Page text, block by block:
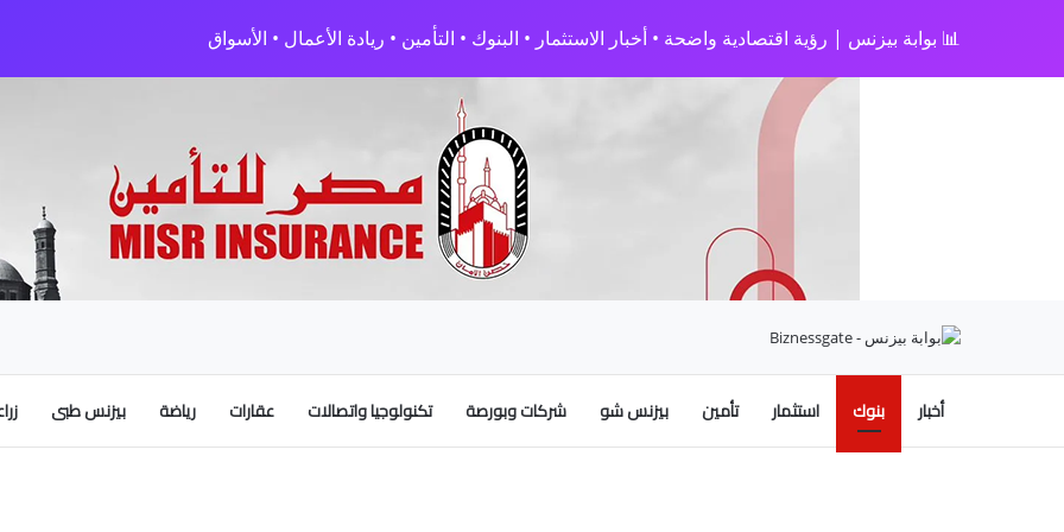
📊 بوابة بيزنس | رؤية اقتصادية واضحة • أخبار الاستثمار • البنوك • التأمين • ريادة الأعمال • الأسواق
أخبار بنوك استثمار تأمين بيزنس شو شركات وبورصة تكنولوجيا واتصالات عقارات رياضة بيزنس طبى